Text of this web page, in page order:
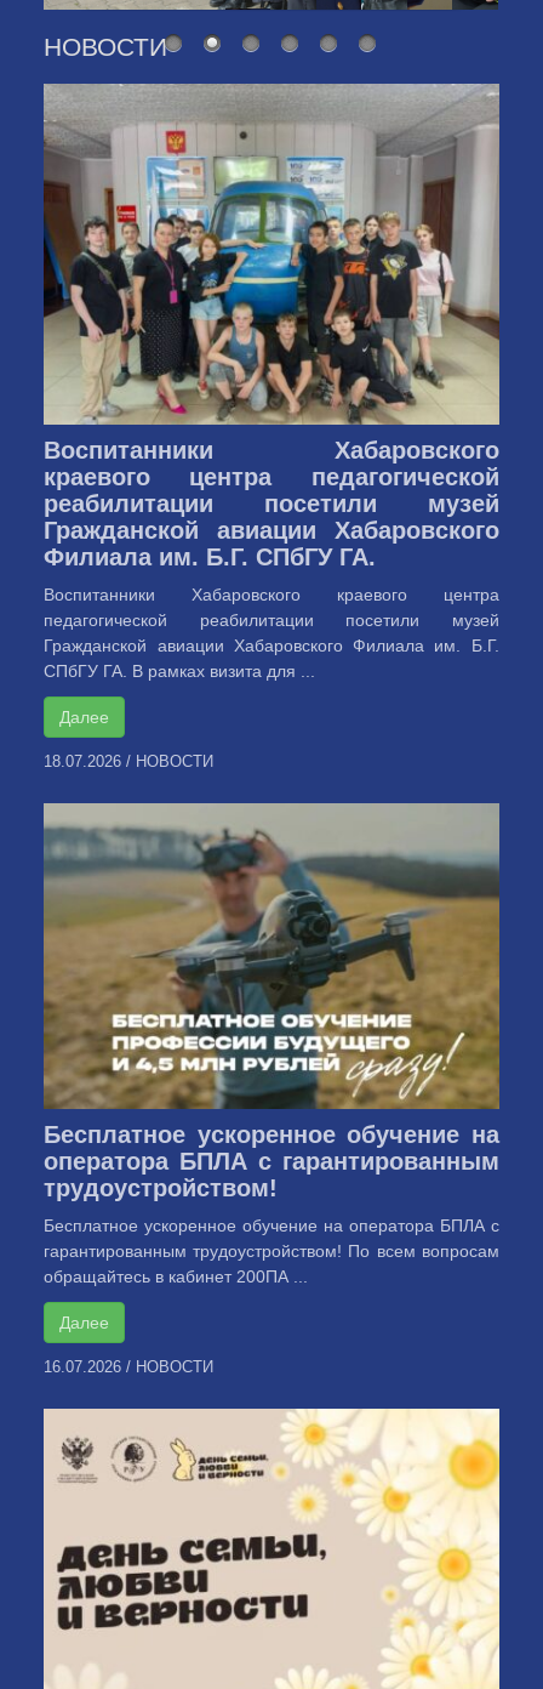
НОВОСТИ
Воспитанники Хабаровского
краевого центра педагогической
реабилитации посетили музей
Гражданской авиации Хабаровского
Филиала им. Б.Г. СПбГУ ГА.
Воспитанники Хабаровского краевого центра
педагогической реабилитации посетили музей
Гражданской авиации Хабаровского Филиала им. Б.Г.
СПбГУ ГА. В рамках визита для ...
Далее
18.07.2026 / НОВОСТИ
Бесплатное ускоренное обучение на
оператора БПЛА с гарантированным
трудоустройством!
Бесплатное ускоренное обучение на оператора БПЛА с
гарантированным трудоустройством! По всем вопросам
обращайтесь в кабинет 200ПА ...
Далее
16.07.2026 / НОВОСТИ